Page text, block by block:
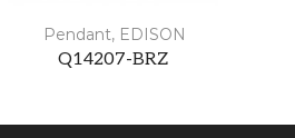
Pendant, EDISON
Q14207-BRZ